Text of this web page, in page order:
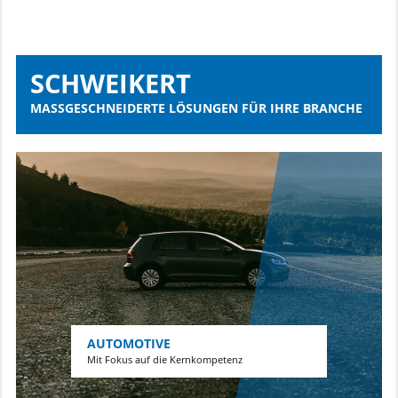
SCHWEIKERT
MASSGESCHNEIDERTE LÖSUNGEN FÜR IHRE BRANCHE
AUTOMOTIVE
Mit Fokus auf die Kernkompetenz
AGRAR